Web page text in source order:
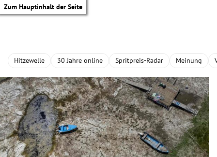
Zum Hauptinhalt der Seite
Hitzewelle 30 Jahre online Spritpreis-Radar Meinung